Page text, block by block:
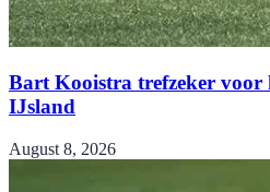
Bart Kooistra trefzeker
IJsland
August 8, 2026